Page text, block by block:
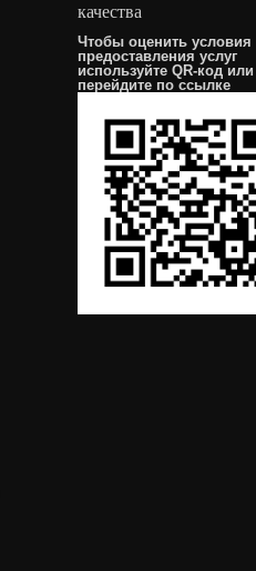
качества
Чтобы оценить условия
предоставления услуг
используйте QR-код или
перейдите поссылке